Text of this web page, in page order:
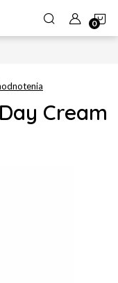
Cream